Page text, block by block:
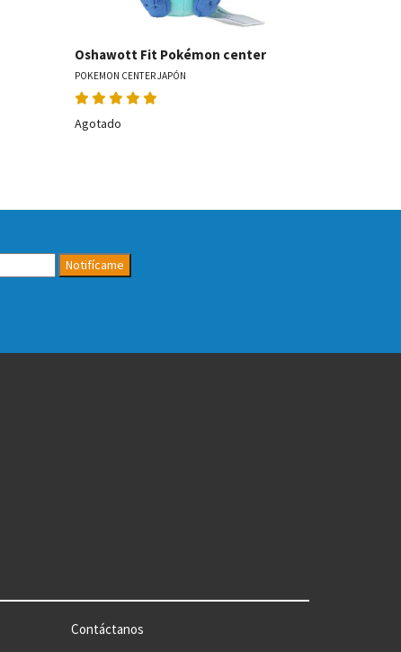
Oshawott Fit Pokémon center
POKEMON CENTER JAPÓN
Agotado
Notifícame
Contáctanos